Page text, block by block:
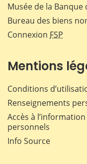
Musée de la Banque
Bureau des biens
Connexion FSP
Mentions
Conditions
Renseignements
Accès à
personnels
Info Source